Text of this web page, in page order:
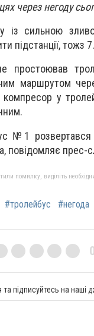
через негоду
із сильною
підстанції,
простоював
маршрутом
компресор у
№1 розвертався
повідомляє прес-
помилку, виділіть
#тролейбус #негода
та підписуйтесь на наші